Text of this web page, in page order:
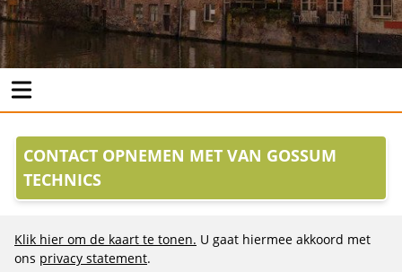
CONTACT OPNEMEN MET VAN GOSSUM
TECHNICS
Klik hier om de kaart te tonen. U gaat hiermee akkoord met
ons privacy statement.